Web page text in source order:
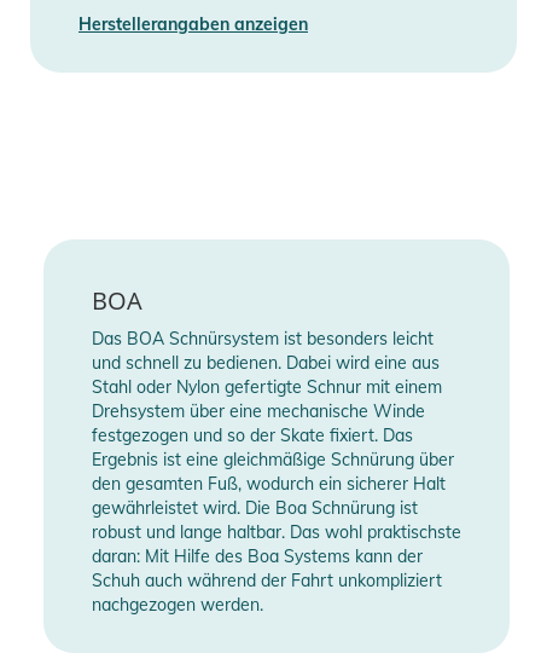
Herstellerangaben anzeigen
BOA
Das BOA Schnürsystem ist besonders leicht
und schnell zu bedienen. Dabei wird eine aus
Stahl oder Nylon gefertigte Schnur mit einem
Drehsystem über eine mechanische Winde
festgezogen und so der Skate fixiert. Das
Ergebnis ist eine gleichmäßige Schnürung über
den gesamten Fuß, wodurch ein sicherer Halt
gewährleistet wird. Die Boa Schnürung ist
robust und lange haltbar. Das wohl praktischste
daran: Mit Hilfe des Boa Systems kann der
Schuh auch während der Fahrt unkompliziert
nachgezogen werden.